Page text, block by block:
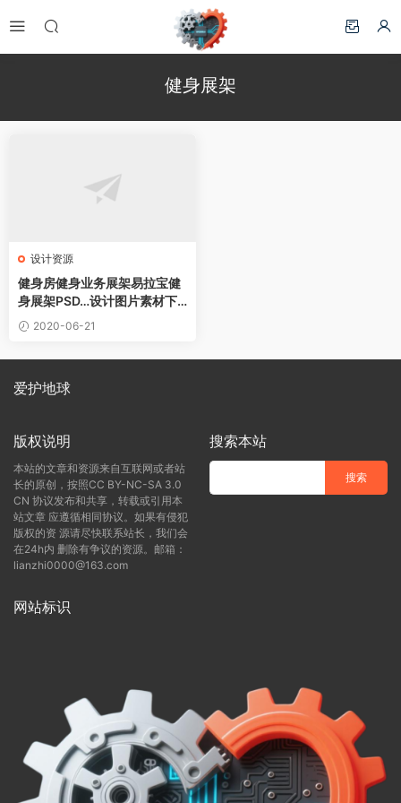
健身展架
设计资源
健身房健身业务展架易拉宝健
身展架PSD…设计图片素材下
载 2020-06-21
爱护地球
版权说明
本站的文章和资源来自互联网或者站
长的原创，按照CC BY-NC-SA 3.0
CN 协议发布和共享，转载或引用本
站文章 应遵循相同协议。如果有侵犯
版权的资 源请尽快联系站长，我们会
在24h内 删除有争议的资源。邮箱：
lianzhi0000@163.com
搜索本站
网站标识